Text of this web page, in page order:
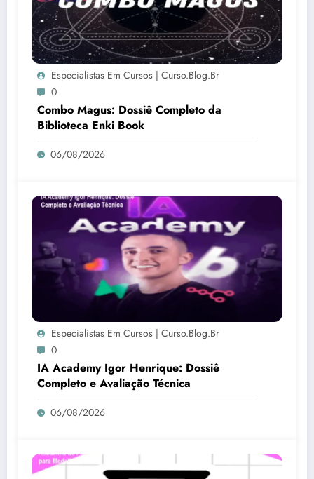
Especialistas Em Cursos | Curso.blog.br
0
Combo Magus: Dossiê Completo da
Biblioteca Enki Book
06/08/2026
Especialistas Em Cursos | Curso.blog.br
0
IA Academy Igor Henrique: Dossiê
Completo e Avaliação Técnica
06/08/2026